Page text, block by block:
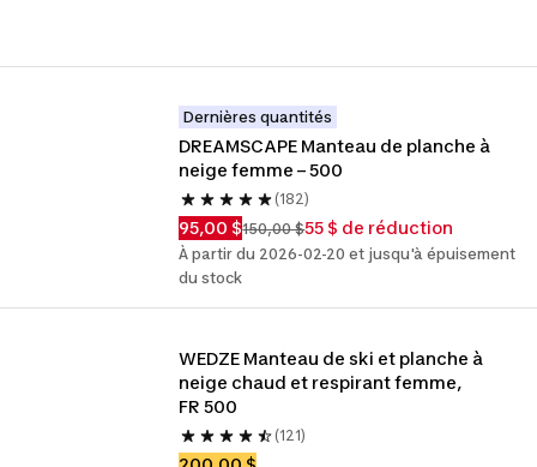
Dernières quantités
DREAMSCAPE Manteau de planche à
neige femme – 500
(182)
95,00 $150,00 $55 $ de réduction
À partir du 2026-02-20 et jusqu'à épuisement
du stock
WEDZE Manteau de ski et planche à
neige chaud et respirant femme,
FR 500
(121)